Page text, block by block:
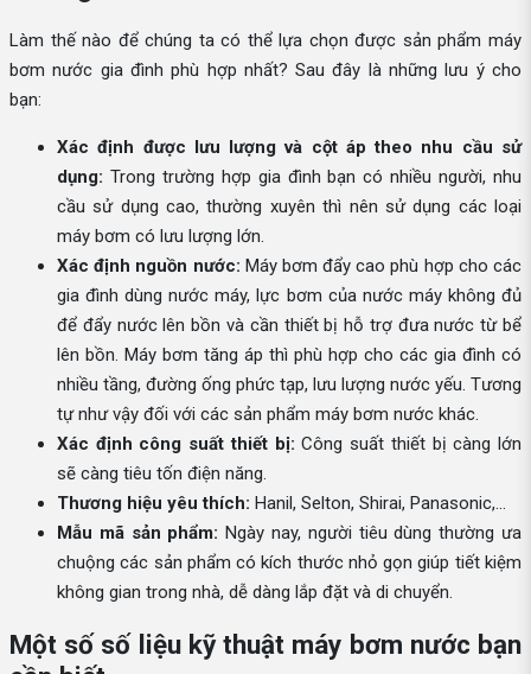
Làm thế nào để chúng ta có thể lựa chọn được sản phẩm máy
bơm nước gia đình phù hợp nhất? Sau đây là những lưu ý cho
bạn:
Xác định được lưu lượng và cột áp theo nhu cầu sử
dụng: Trong trường hợp gia đình bạn có nhiều người, nhu
cầu sử dụng cao, thường xuyên thì nên sử dụng các loại
máy bơm có lưu lượng lớn.
Xác định nguồn nước: Máy bơm đẩy cao phù hợp cho các
gia đình dùng nước máy, lực bơm của nước máy không đủ
để đẩy nước lên bồn và cần thiết bị hỗ trợ đưa nước từ bể
lên bồn. Máy bơm tăng áp thì phù hợp cho các gia đình có
nhiều tầng, đường ống phức tạp, lưu lượng nước yếu. Tương
tự như vậy đối với các sản phẩm máy bơm nước khác.
Xác định công suất thiết bị: Công suất thiết bị càng lớn
sẽ càng tiêu tốn điện năng.
Thương hiệu yêu thích: Hanil, Selton, Shirai, Panasonic,...
Mẫu mã sản phẩm: Ngày nay, người tiêu dùng thường ưa
chuộng các sản phẩm có kích thước nhỏ gọn giúp tiết kiệm
không gian trong nhà, dễ dàng lắp đặt và di chuyển.
Một số số liệu kỹ thuật máy bơm nước bạn